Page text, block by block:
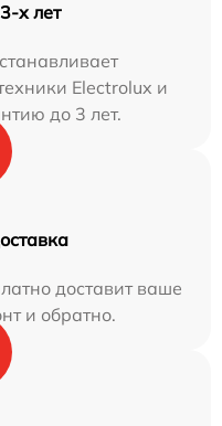
х лет
Electrolux и
до 3 лет.
доставит ваше
и обратно.